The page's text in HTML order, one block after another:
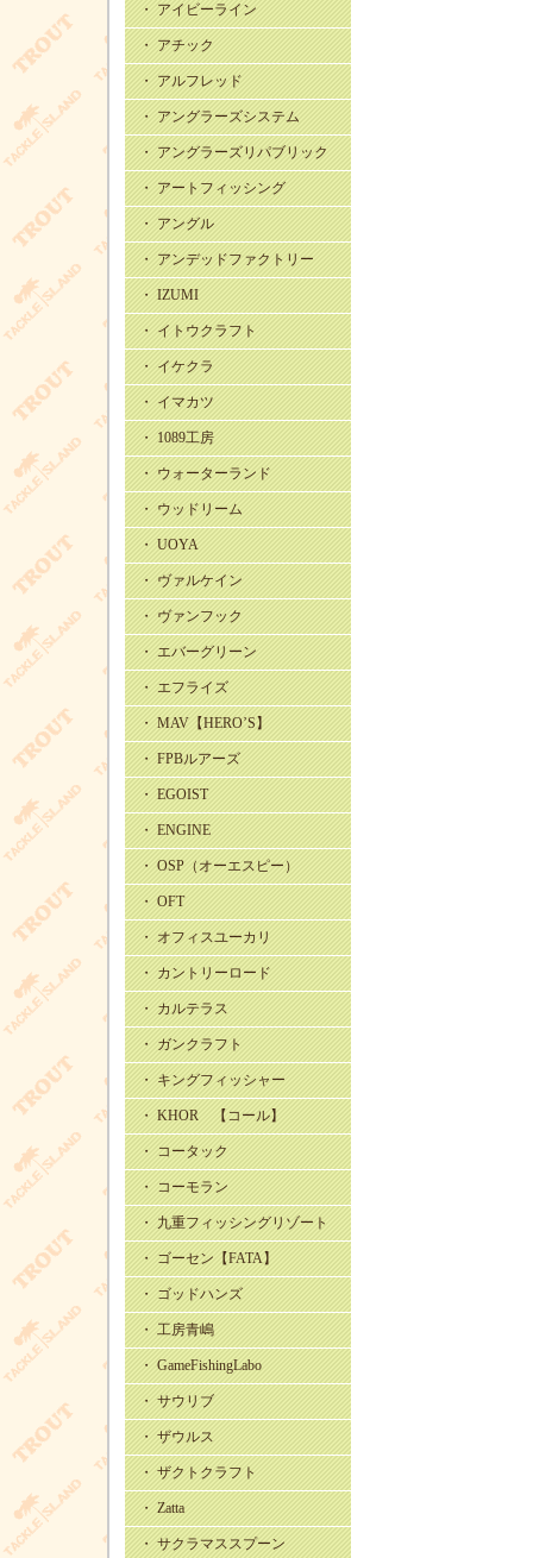
・ アイビーライン
・ アチック
・ アルフレッド
・ アングラーズシステム
・ アングラーズリパブリック
・ アートフィッシング
・ アングル
・ アンデッドファクトリー
・ IZUMI
・ イトウクラフト
・ イケクラ
・ イマカツ
・ 1089工房
・ ウォーターランド
・ ウッドリーム
・ UOYA
・ ヴァルケイン
・ ヴァンフック
・ エバーグリーン
・ エフライズ
・ MAV【HERO’S】
・ FPBルアーズ
・ EGOIST
・ ENGINE
・ OSP（オーエスピー）
・ OFT
・ オフィスユーカリ
・ カントリーロード
・ カルテラス
・ ガンクラフト
・ キングフィッシャー
・ KHOR 【コール】
・ コータック
・ コーモラン
・ 九重フィッシングリゾート
・ ゴーセン【FATA】
・ ゴッドハンズ
・ 工房青嶋
・ GameFishingLabo
・ サウリブ
・ ザウルス
・ ザクトクラフト
・ Zatta
・ サクラマススプーン